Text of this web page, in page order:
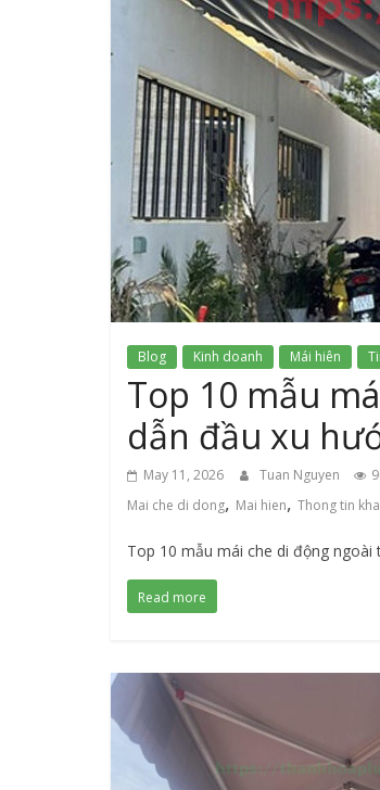
Blog Kinh doanh Mái hiên
Top 10 mẫu
dẫn đầu xu
May 11, 2026 Tuan Nguyen
Mai che di dong, Mai hien, Thong tin
Top 10 mẫu mái che di động
Read more